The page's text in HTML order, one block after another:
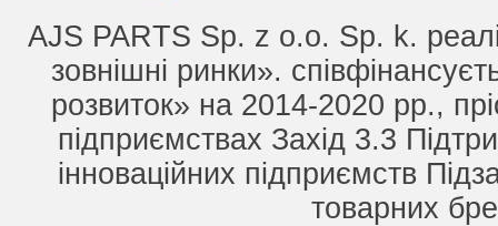
AJS PARTS Sp. z o.o. Sp. k.
зовнішні ринки».
розвиток» на 2014-2020 рр.,
підприємствах Захід 3.3
інноваційних підприємств
товарних